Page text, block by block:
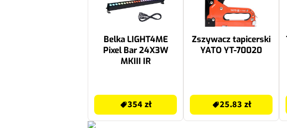
Belka LIGHT4ME
Pixel Bar 24X3W
MKIII IR
354 zł
Zszywacz tapicerski
YATO YT-70020
25.83 zł